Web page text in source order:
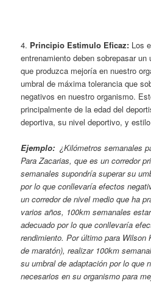
4. Principio Estimulo Eficaz: Los
entrenamiento deben sobrepasar
que produzca mejoría en nuestro
umbral de máxima tolerancia que
negativos en nuestro organismo.
principalmente de la edad del
deportiva, su nivel deportivo, y
Ejemplo: ¿Kilómetros semanales
Para Zacarias, que es un corredor
semanales supondría superar su
por lo que conllevaría efectos
un corredor de nivel medio que ha
varios años, 100km semanales
adecuado por lo que conllevaría
rendimiento. Por último para Wilson
de maratón), realizar 100km
su umbral de adaptación por lo
necesarios en su organismo para